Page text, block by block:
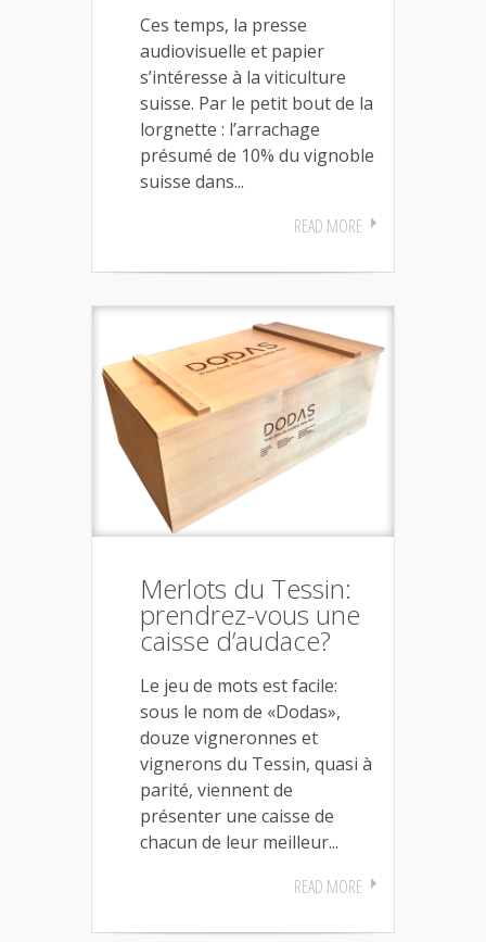
Ces temps, la presse
audiovisuelle et papier
s’intéresse à la viticulture
suisse. Par le petit bout de la
lorgnette : l’arrachage
présumé de 10% du vignoble
suisse dans...
READ MORE
Merlots du Tessin:
prendrez-vous une
caisse d’audace?
Le jeu de mots est facile:
sous le nom de «Dodas»,
douze vigneronnes et
vignerons du Tessin, quasi à
parité, viennent de
présenter une caisse de
chacun de leur meilleur...
READ MORE